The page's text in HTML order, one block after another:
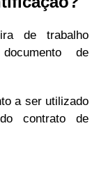
de trabalho
de
a ser utilizado
contrato de